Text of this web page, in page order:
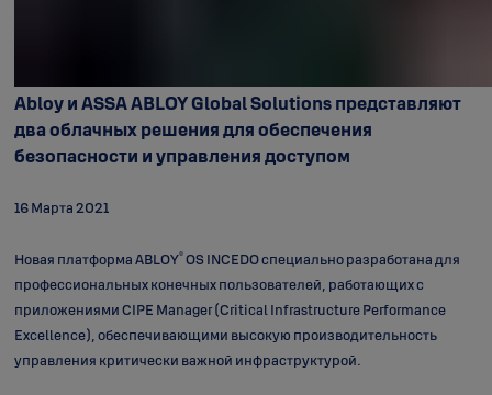
Abloy и ASSA ABLOY Global Solutions представляют
два облачных решения для обеспечения
безопасности и управления доступом
16 Марта 2021
Новая платформа ABLOY®OS INCEDO специально разработана для
профессиональных конечных пользователей, работающих с
приложениями CIPE Manager (Critical Infrastructure Performance
Excellence), обеспечивающими высокую производительность
управления критически важной инфраструктурой.